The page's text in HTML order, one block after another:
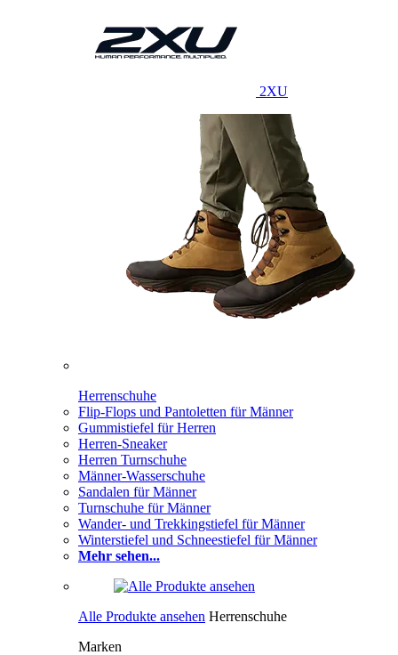
2XU
Herrenschuhe
Flip-Flops und Pantoletten für Männer
Gummistiefel für Herren
Herren-Sneaker
Herren Turnschuhe
Männer-Wasserschuhe
Sandalen für Männer
Turnschuhe für Männer
Wander- und Trekkingstiefel für Männer
Winterstiefel und Schneestiefel für Männer
Mehr sehen...
Alle Produkte ansehen Herrenschuhe
Marken